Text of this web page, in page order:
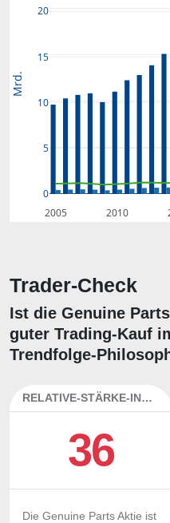
2005 2010
0
5
10
15
20
Mrd.
Trader-Check
Ist die Genuine
guter Trading-Kauf
Trendfolge-
RELATIVE-STÄRKE-INDEX
36
Die Genuine Parts Aktie ist